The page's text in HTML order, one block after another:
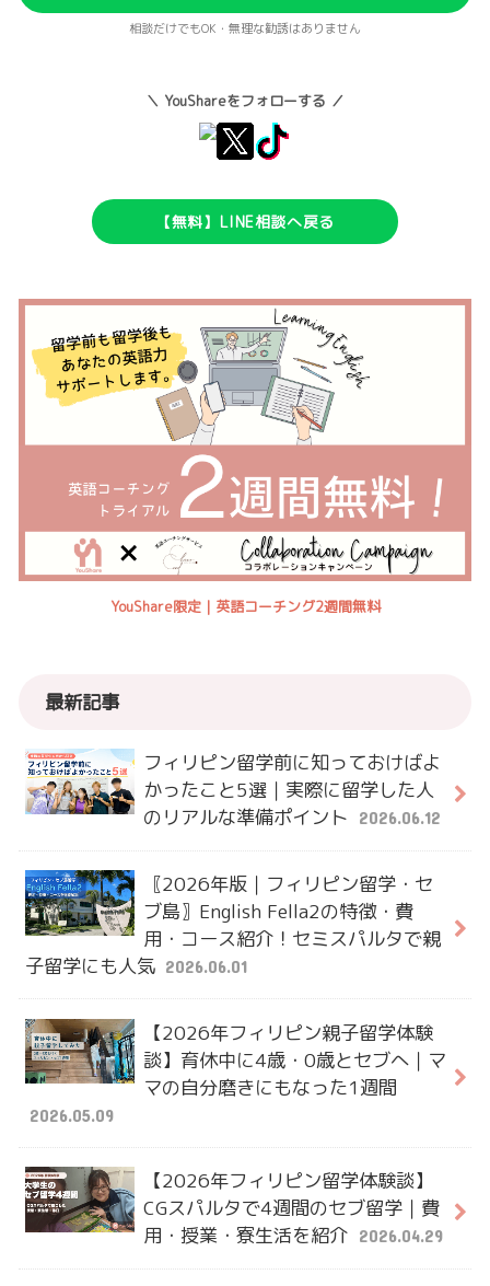
相談だけでもOK・無理な勧誘はありません
＼ YouShareをフォローする ／
【無料】LINE相談へ戻る
YouShare限定｜英語コーチング2週間無料
最新記事
フィリピン留学前に知っておけばよ
かったこと5選｜実際に留学した人
のリアルな準備ポイント
2026.06.12
〖2026年版｜フィリピン留学・セ
ブ島〗English Fella2の特徴・費
用・コース紹介！セミスパルタで親
子留学にも人気 2026.06.01
【2026年フィリピン親子留学体験
談】育休中に4歳・0歳とセブへ｜マ
マの自分磨きにもなった1週間
2026.05.09
【2026年フィリピン留学体験談】
CGスパルタで4週間のセブ留学｜費
用・授業・寮生活を紹介
2026.04.29